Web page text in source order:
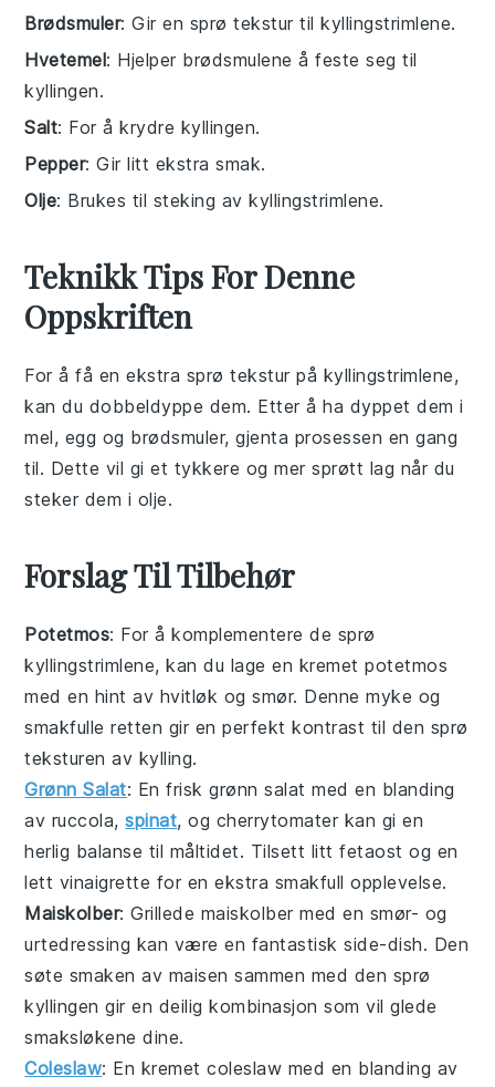
Brødsmuler: Gir en sprø tekstur til kyllingstrimlene.
Hvetemel: Hjelper brødsmulene å feste seg til
kyllingen.
Salt: For å krydre kyllingen.
Pepper: Gir litt ekstra smak.
Olje: Brukes til steking av kyllingstrimlene.
Teknikk Tips For Denne
Oppskriften
For å få en ekstra sprø tekstur på kyllingstrimlene,
kan du dobbeldyppe dem. Etter å ha dyppet dem i
mel, egg og brødsmuler, gjenta prosessen en gang
til. Dette vil gi et tykkere og mer sprøtt lag når du
steker dem i olje.
Forslag Til Tilbehør
Potetmos: For å komplementere de sprø
kyllingstrimlene, kan du lage en kremetpotetmos
med en hint av hvitløk og smør. Denne myke og
smakfulle retten gir en perfekt kontrast til den sprø
teksturen av kylling.
Grønn Salat: En friskgrønn salat med en blanding
av ruccola,spinat, og cherrytomater kan gi en
herlig balanse til måltidet. Tilsett littfetaost og en
lett vinaigrette for en ekstra smakfull opplevelse.
Maiskolber: Grillede maiskolber med en smør- og
urtedressing kan være en fantastisk side-dish. Den
søte smaken av maisen sammen med den sprø
kyllingen gir en deilig kombinasjon som vil glede
smaksløkene dine.
Coleslaw: En kremetcoleslaw med en blanding av